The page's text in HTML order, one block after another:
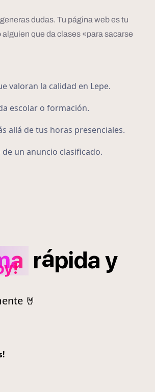
dudas. Tu página web es tu
que da clases «para sacarse
valoran la calidad en Lepe.
escolar o formación.
allá de tus horas presenciales.
un anuncio clasificado.
rápida y
🤘